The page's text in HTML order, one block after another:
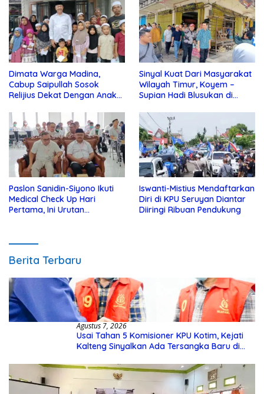
Dimata Warga Madina,
Cabup Saipullah Sosok
Relijius Dekat Dengan Anak
Sinyal Kuat Dari Masyarakat
Wilayah Timur, Koyem –
Supian Hadi Blusukan di
Paslon Sanidin-Siyono Ikuti
Medical Check Up Hari
Pertama, Ini Urutan
Iswanti-Mistius Mendaftarkan
Diri di KPU Seruyan Diantar
Diiringi Ribuan Pendukung
Berita Terbaru
Agustus 7, 2026
Usai Tahan 5 Komisioner KPU Kotim, Kejati
Kalteng Sinyalkan Ada Tersangka Baru di